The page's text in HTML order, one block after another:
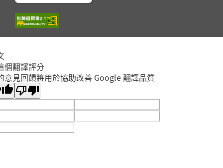
個翻譯評分
意見回饋將用於協助改善 Google 翻譯品質